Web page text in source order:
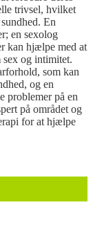
trivsel, hvilket
En
en sexolog
kan hjælpe med at
sex og intimitet.
som kan
og en
problemer på en
på området og
for at hjælpe